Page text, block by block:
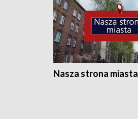
Nasza strona miasta